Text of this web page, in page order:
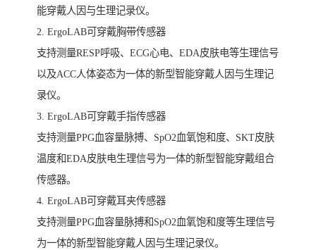
能穿戴人因与生理记录仪。
2. ErgoLAB可穿戴胸带传感器
支持测量RESP呼吸、ECG心电、EDA皮肤电等生理信号
以及ACC人体姿态为一体的新型智能穿戴人因与生理记
录仪。
3. ErgoLAB可穿戴手指传感器
支持测量PPG血容量脉搏、SpO2血氧饱和度、SKT皮肤
温度和EDA皮肤电生理信号为一体的新型智能穿戴组合
传感器。
4. ErgoLAB可穿戴耳夹传感器
支持测量PPG血容量脉搏和SpO2血氧饱和度等生理信号
为一体的新型智能穿戴人因与生理记录仪。